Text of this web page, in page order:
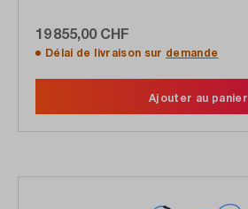
19 855,00 CHF
Délai de livraison sur demande
Ajouter au panier